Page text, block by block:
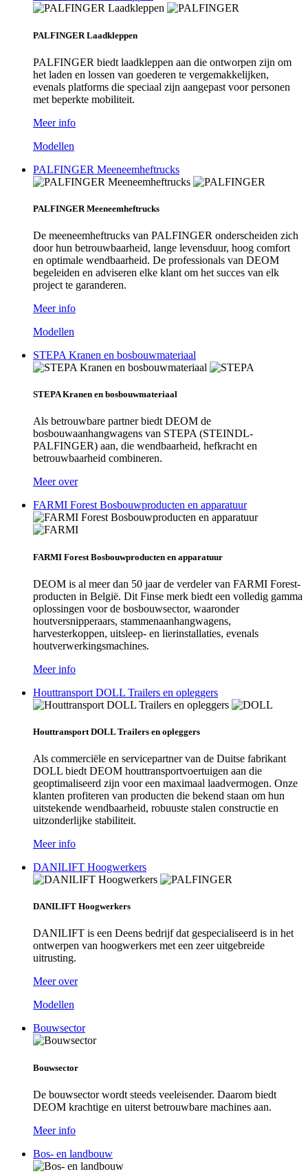
PALFINGER Laadkleppen
PALFINGER biedt laadkleppen aan die ontworpen zijn om
het laden en lossen van goederen te vergemakkelijken,
evenals platforms die speciaal zijn aangepast voor personen
met beperkte mobiliteit.
Meer info
Modellen
PALFINGER Meeneemheftrucks
PALFINGER Meeneemheftrucks
De meeneemheftrucks van PALFINGER onderscheiden zich
door hun betrouwbaarheid, lange levensduur, hoog comfort
en optimale wendbaarheid. De professionals van DEOM
begeleiden en adviseren elke klant om het succes van elk
project te garanderen.
Meer info
Modellen
STEPA Kranen en bosbouwmateriaal
STEPA Kranen en bosbouwmateriaal
Als betrouwbare partner biedt DEOM de
bosbouwaanhangwagens van STEPA (STEINDL-
PALFINGER) aan, die wendbaarheid, hefkracht en
betrouwbaarheid combineren.
Meer over
FARMI Forest Bosbouwproducten en apparatuur
FARMI Forest Bosbouwproducten en apparatuur
DEOM is al meer dan 50 jaar de verdeler van FARMI Forest-
producten in België. Dit Finse merk biedt een volledig gamma
oplossingen voor de bosbouwsector, waaronder
houtversnipperaars, stammenaanhangwagens,
harvesterkoppen, uitsleep- en lierinstallaties, evenals
houtverwerkingsmachines.
Meer info
Houttransport DOLL Trailers en opleggers
Houttransport DOLL Trailers en opleggers
Als commerciële en servicepartner van de Duitse fabrikant
DOLL biedt DEOM houttransportvoertuigen aan die
geoptimaliseerd zijn voor een maximaal laadvermogen. Onze
klanten profiteren van producten die bekend staan om hun
uitstekende wendbaarheid, robuuste stalen constructie en
uitzonderlijke stabiliteit.
Meer info
DANILIFT Hoogwerkers
DANILIFT Hoogwerkers
DANILIFT is een Deens bedrijf dat gespecialiseerd is in het
ontwerpen van hoogwerkers met een zeer uitgebreide
uitrusting.
Meer over
Modellen
Bouwsector
Bouwsector
De bouwsector wordt steeds veeleisender. Daarom biedt
DEOM krachtige en uiterst betrouwbare machines aan.
Meer info
Bos- en landbouw